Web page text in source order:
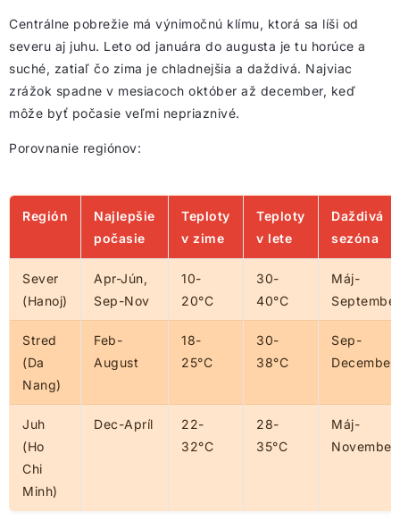
Centrálne pobrežie má výnimočnú klímu, ktorá sa líši od
severu aj juhu. Leto od januára do augusta je tu horúce a
suché, zatiaľ čo zima je chladnejšia a daždivá. Najviac
zrážok spadne v mesiacoch október až december, keď
môže byť počasie veľmi nepriaznivé.
Porovnanie regiónov:
Región
Najlepšie
počasie
Teploty
v zime
Teploty
v lete
Daždivá
sezóna
Sever
(Hanoj)
Apr-Jún,
Sep-Nov
10-
20°C
30-
40°C
Máj-
September
Stred
(Da
Nang)
Feb-
August
18-
25°C
30-
38°C
Sep-
December
Juh
(Ho
Chi
Minh)
Dec-Apríl
22-
32°C
28-
35°C
Máj-
November